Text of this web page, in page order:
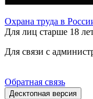
Охрана труда в
Для лиц старше 18
Для связи с
Обратная связь
Десктопная версия